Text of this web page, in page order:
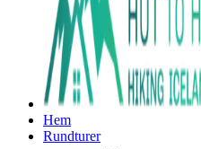
Hem
Rundturer